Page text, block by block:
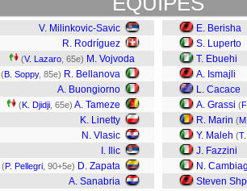
V. Milinkovic-Savic
R. Rodríguez
(V. Lazaro , 65e) M. Vojvoda
(B. Soppy, 85e) R. Bellanova
A. Buongiorno
(K. Djidji , 65e) A. Tameze
K. Linetty
N. Vlasic
I. Ilic
(P. Pellegri , 90+5e) D. Zapata
A. Sanabria
E. Berisha
S. Luperto
T. Ebuehi
A. Ismajli
L. Cacace
A. Grassi (
R. Marin (
Y. Maleh (
J. Fazzini
N.
Steven